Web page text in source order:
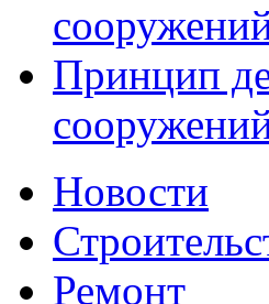
Принцип
Новости
Ремонт